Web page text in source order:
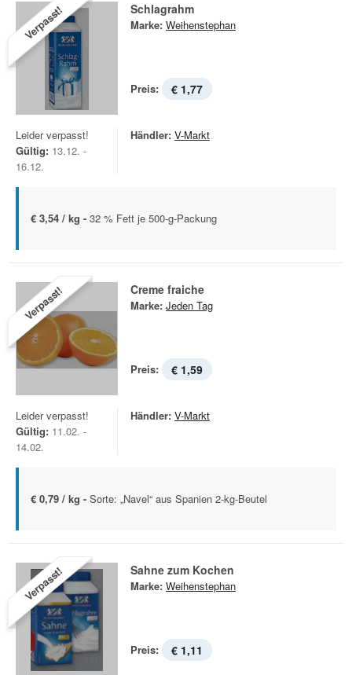
Verpasst! Schlagrahm
Marke: Weihenstephan
Preis: € 1,77
Leider verpasst!
Gültig: 13.12. -
16.12.
Händler: V-Markt
€ 3,54 / kg - 32 % Fett je 500-g-Packung
Verpasst! Creme fraiche
Marke: Jeden Tag
Preis: € 1,59
Leider verpasst!
Gültig: 11.02. -
14.02.
Händler: V-Markt
€ 0,79 / kg - Sorte: „Navel“ aus Spanien 2-kg-Beutel
Verpasst! Sahne zum Kochen
Marke: Weihenstephan
Preis: € 1,11